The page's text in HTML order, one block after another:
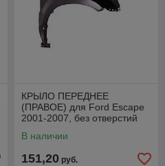
КРЫЛО ПЕРЕДНЕЕ
(ПРАВОЕ) для Ford Escape
2001-2007, без отверстий
расширитель,PFD10126AR
В наличии
151,20 руб.